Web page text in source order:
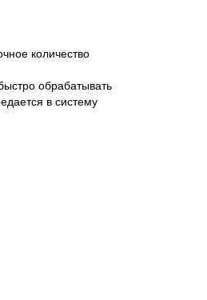
количество
обрабатывать
в систему